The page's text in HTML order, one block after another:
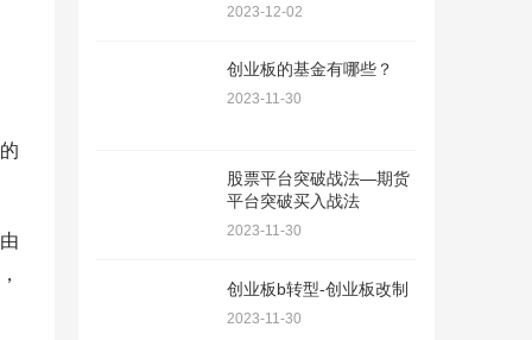
2023-12-02
创业板的基金有哪些？
2023-11-30
股票平台突破战法—期货
平台突破买入战法
2023-11-30
创业板b转型-创业板改制
2023-11-30